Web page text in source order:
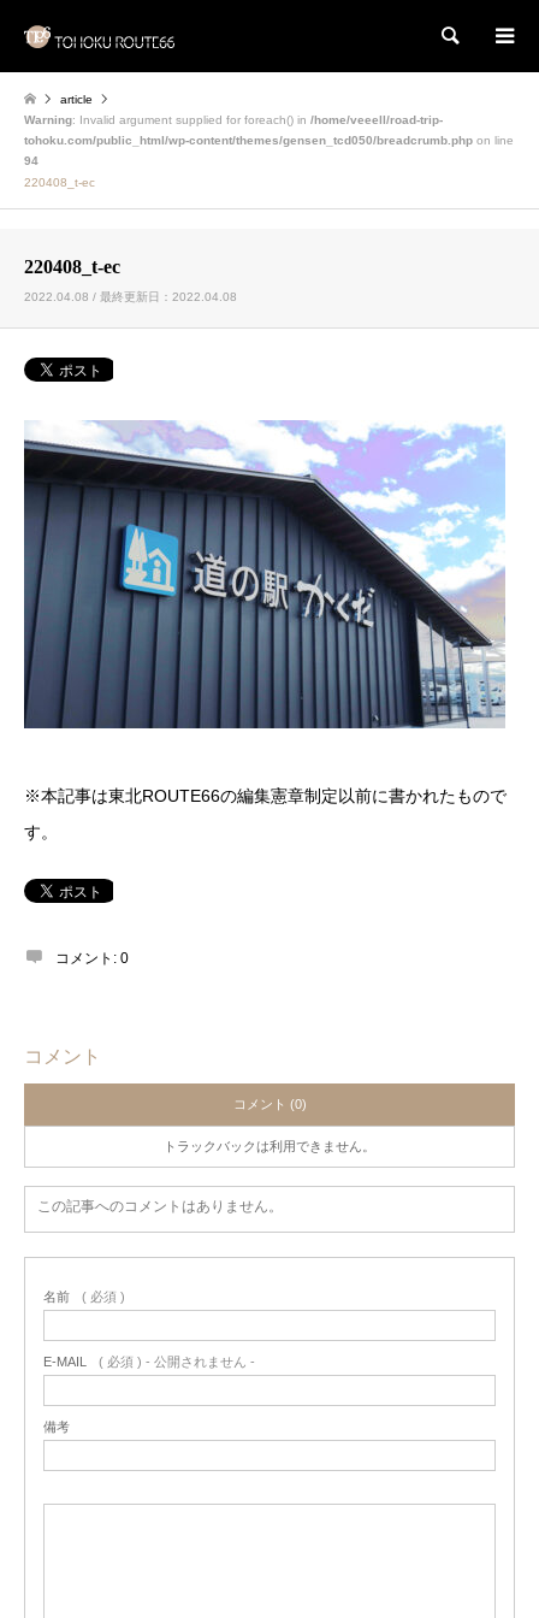
検索
article
Warning: Invalid argument supplied for foreach() in /home/veeell/road-trip-
tohoku.com/public_html/wp-content/themes/gensen_tcd050/breadcrumb.php on line
94
220408_t-ec
220408_t-ec
2022.04.08 / 最終更新日：2022.04.08
※本記事は東北ROUTE66の編集憲章制定以前に書かれたもので
す。
コメント: 0
コメント
コメント (0)
トラックバックは利用できません。
この記事へのコメントはありません。
名前 ( 必須 )
E-MAIL ( 必須 ) - 公開されません -
備考